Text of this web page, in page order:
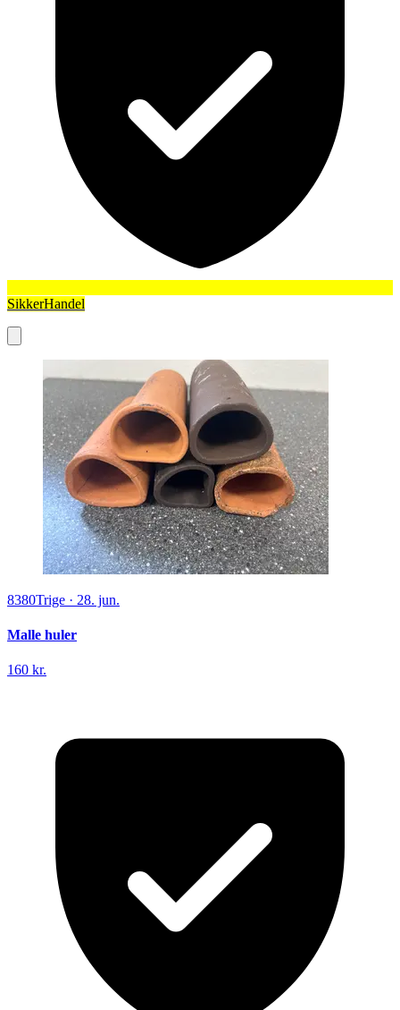
SikkerHandel
8380Trige · 28. jun.
Malle huler
160 kr.